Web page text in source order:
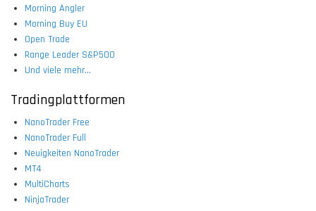
Morning Angler
Morning Buy EU
Open Trade
Range Leader S&P500
Und viele mehr...
Tradingplattformen
NanoTrader Free
NanoTrader Full
Neuigkeiten NanoTrader
MT4
MultiCharts
NinjaTrader